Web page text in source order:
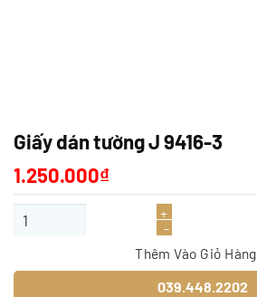
Giấy dán tường J 9416-3
1.250.000₫
Giấy dán tường J 9416-3 số lượng
Thêm Vào Giỏ Hàng
039.448.2202